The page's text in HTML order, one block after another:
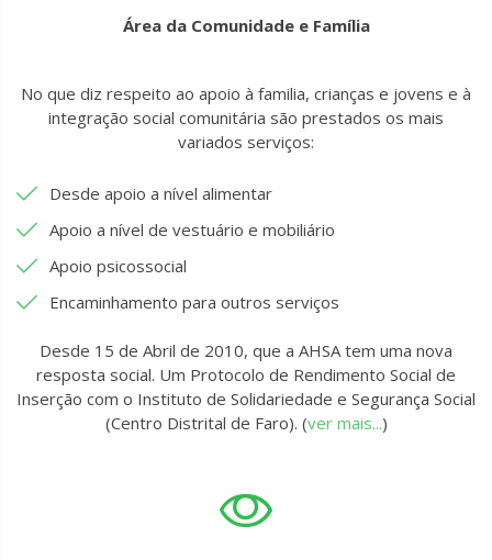
Área da Comunidade e Família
No que diz respeito ao apoio à familia, crianças e jovens e à
integração social comunitária são prestados os mais
variados serviços:
Desde apoio a nível alimentar
Apoio a nível de vestuário e mobiliário
Apoio psicossocial
Encaminhamento para outros serviços
Desde 15 de Abril de 2010, que a AHSA tem uma nova
resposta social. Um Protocolo de Rendimento Social de
Inserção com o Instituto de Solidariedade e Segurança Social
(Centro Distrital de Faro). (ver mais...)